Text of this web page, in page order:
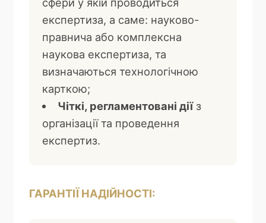
експертиза, а саме: науково-
правнича або комплексна
наукова експертиза, та
визначаються технологічною
карткою;
Чіткі, регламентовані діїз
організації та проведення
експертиз.
ГАРАНТІЇ НАДІЙНОСТІ: